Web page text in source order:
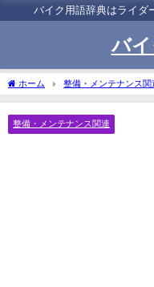
バイク用語辞典はライダ
バ
ホーム 整備・メンテナンス関
整備・メンテナンス関連